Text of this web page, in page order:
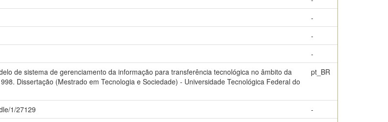
-
-
-
de sistema de gerenciamento da informação para transferência tecnológica no âmbito da
Dissertação (Mestrado em Tecnologia e Sociedade) - Universidade Tecnológica Federal do
pt_BR
1/27129
-